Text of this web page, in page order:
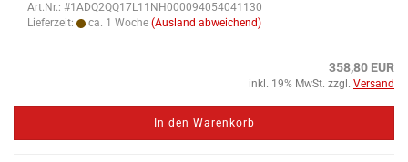
Art.Nr.: #1ADQ2QQ17L11NH000094054041130
Lieferzeit:
ca. 1 Woche (Ausland abweichend)
358,80 EUR
inkl. 19% MwSt. zzgl. Versand
In den Warenkorb